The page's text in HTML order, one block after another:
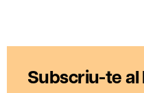
Subscriu-te